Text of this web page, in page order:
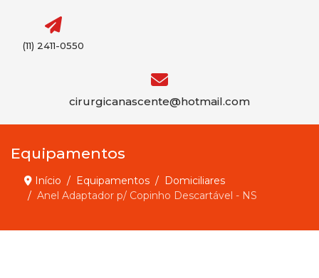
(11) 2411-0550
cirurgicanascente@hotmail.com
Equipamentos
Início Equipamentos
Domiciliares
Anel Adaptador p/ Copinho Descartável - NS